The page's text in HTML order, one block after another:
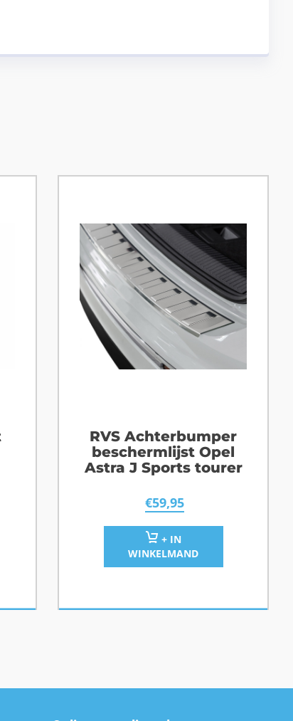
RVS Achterbumper
beschermlijst Opel
Astra J Sports tourer
€59,95
+ IN
WINKELMAND